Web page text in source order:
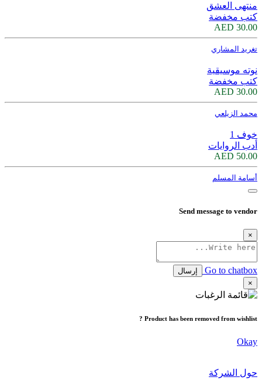
منتهى العشق
كتب مخفضة
30.00 AED
تغريد المشاري
نوته موسيقية
كتب مخفضة
30.00 AED
محمد الزيلعي
خوف 1
أدب الروايات
50.00 AED
أسامة المسلم
Send message to vendor
×
Go to chatbox
إرسال
×
Product has been removed from wishlist ?
Okay
حول الشركة